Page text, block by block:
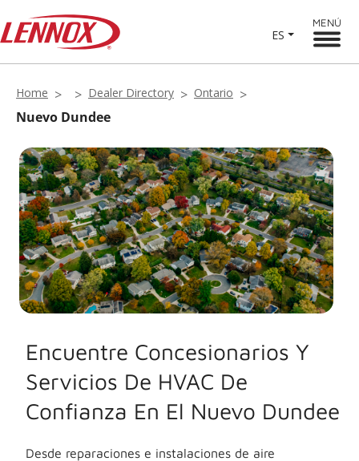
ES
MENÚ
Home Dealer Directory Ontario
Nuevo Dundee
Encuentre Concesionarios Y
Servicios De HVAC De
Confianza En El Nuevo Dundee
Desde reparaciones e instalaciones de aire